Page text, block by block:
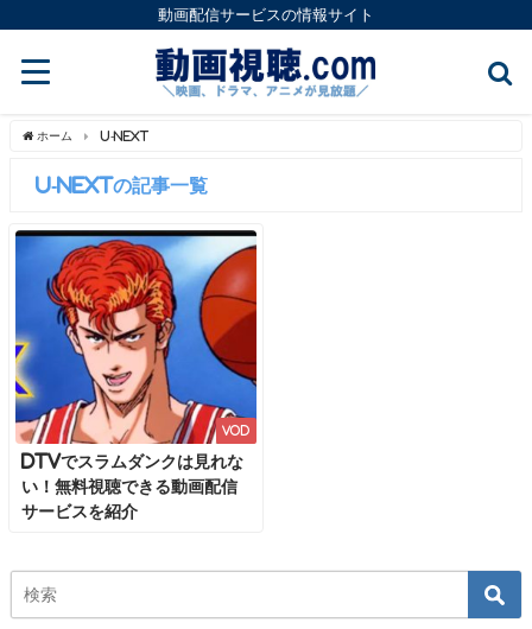
動画配信サービスの情報サイト
ホーム U-NEXT
U-NEXTの記事一覧
VOD
dTVでスラムダンクは見れな
い！無料視聴できる動画配信
サービスを紹介